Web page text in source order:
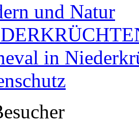
und Natur
in